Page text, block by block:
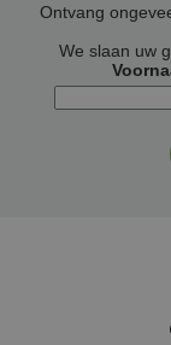
Ontvang
We slaan uw